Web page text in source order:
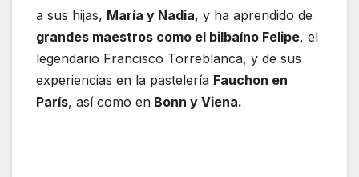
a sus hijas, María y Nadia, y ha aprendido de
grandes maestros como el bilbaíno Felipe, el
legendario Francisco Torreblanca, y de sus
experiencias en la pastelería Fauchon en
París, así como en Bonn y Viena.